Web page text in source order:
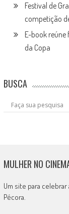
Festival de
competição
E-book reúne
da Copa
BUSCA
MULHER NO
Um site para
Pécora.